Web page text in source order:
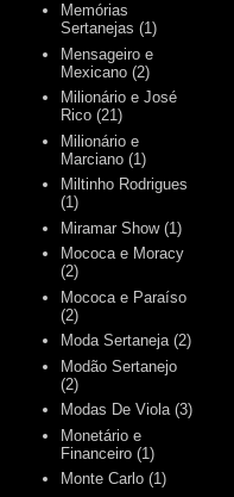
Memórias
Sertanejas (1)
Mensageiro e
Mexicano (2)
Milionário e José
Rico (21)
Milionário e
Marciano (1)
Miltinho Rodrigues
(1)
Miramar Show (1)
Mococa e Moracy
(2)
Mococa e Paraíso
(2)
Moda Sertaneja (2)
Modão Sertanejo
(2)
Modas De Viola (3)
Monetário e
Financeiro (1)
Monte Carlo (1)